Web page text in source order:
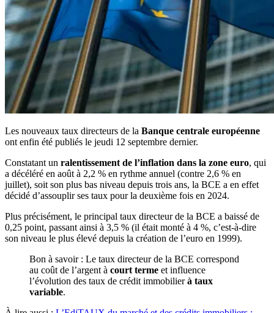
Les nouveaux taux directeurs de la Banque centrale européenne
ont enfin été publiés le jeudi 12 septembre dernier.
Constatant un ralentissement de l’inflation dans la zone euro, qui
a décéléré en août à 2,2 % en rythme annuel (contre 2,6 % en
juillet), soit son plus bas niveau depuis trois ans, la BCE a en effet
décidé d’assouplir ses taux pour la deuxième fois en 2024.
Plus précisément, le principal taux directeur de la BCE a baissé de
0,25 point, passant ainsi à 3,5 % (il était monté à 4 %, c’est-à-dire
son niveau le plus élevé depuis la création de l’euro en 1999).
Bon à savoir : Le taux directeur de la BCE correspond
au coût de l’argent à court terme et influence
l’évolution des taux de crédit immobilierà taux
variable.